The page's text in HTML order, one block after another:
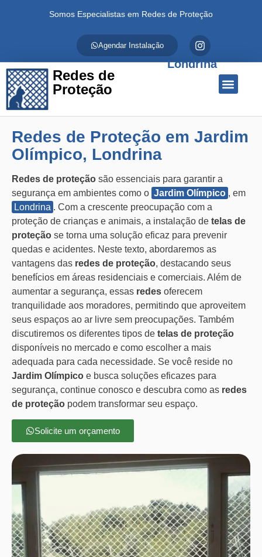
Somos Especialistas em Redes de Proteção
Agendar Instalação
Redes de
Proteção
Londrina
Redes de Proteção em Jardim
Olímpico, Londrina
Redes de proteção são essenciais para garantir a
segurança em ambientes como o Jardim Olímpico , em
Londrina . Com a crescente preocupação com a
proteção de crianças e animais, a instalação de telas de
proteção se torna uma solução eficaz para prevenir
quedas e acidentes. Neste texto, abordaremos as
vantagens das redes de proteção, destacando seus
benefícios em áreas residenciais e comerciais. Além de
aumentar a segurança, essas redes oferecem
tranquilidade aos moradores, permitindo que aproveitem
seus espaços ao ar livre sem preocupações. Também
discutiremos os diferentes tipos de telas de proteção
disponíveis no mercado e como escolher a mais
adequada para cada necessidade. Se você reside no
Jardim Olímpico e busca soluções eficazes para
segurança, continue conosco e descubra como as redes
de proteção podem transformar seu espaço.
Solicite um orçamento